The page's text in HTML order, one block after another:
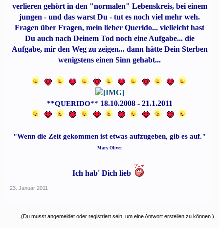
verlieren gehört in den "normalen" Lebenskreis, bei einem
jungen - und das warst Du - tut es noch viel mehr weh.
Fragen über Fragen, mein lieber Querido... vielleicht hast
Du auch nach Deinem Tod noch eine Aufgabe... die
Aufgabe, mir den Weg zu zeigen... dann hätte Dein Sterben
wenigstens einen Sinn gehabt...
**QUERIDO** 18.10.2008 - 21.1.2011
"Wenn die Zeit gekommen ist etwas aufzugeben, gib es auf."
Mary Oliver
Ich hab' Dich lieb
23. Januar 2011
(Du musst angemeldet oder registriert sein, um eine Antwort erstellen zu können.)